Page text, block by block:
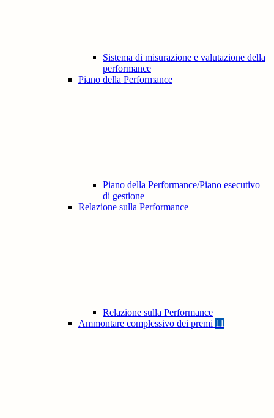
Sistema di misurazione e valutazione della
performance
Piano della Performance
Piano della Performance/Piano esecutivo
di gestione
Relazione sulla Performance
Relazione sulla Performance
Ammontare complessivo dei premi 11